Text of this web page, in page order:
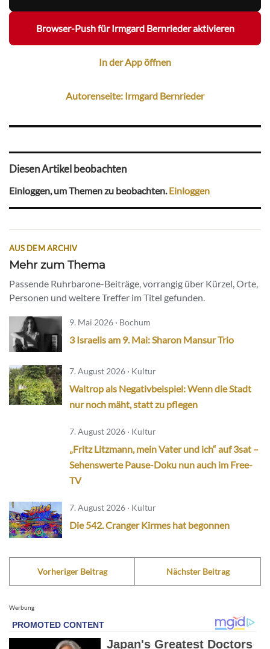
Browser-Push für Irmgard Bernrieder aktivieren
In der App öffnen
Autorenseite: Irmgard Bernrieder
Diesen Artikel beobachten
Einloggen, um Themen zu beobachten.Einloggen
AUS DEM ARCHIV
Mehr zum Thema
Passende Ruhrbarone-Beiträge, vorrangig über Kürzel, Orte,
Personen und weitere Treffer im Titel gefunden.
9. Mai 2026 · Bochum
3 Israelis am 9. Mai: Sharon Mansur Trio
7. August 2026 · Kultur
Waltrop als Negativbeispiel: Wenn die Stadt
nur noch mäht, statt zu pflegen
7. August 2026 · Kultur
„Fritz Litzmann, mein Vater und ich“ auf 3sat –
Sehenswerte Pause-Doku nun auch im Free-
TV
7. August 2026 · Kultur
Die 542. Cranger Kirmes hat begonnen
Vorheriger Beitrag Nächster Beitrag
Werbung